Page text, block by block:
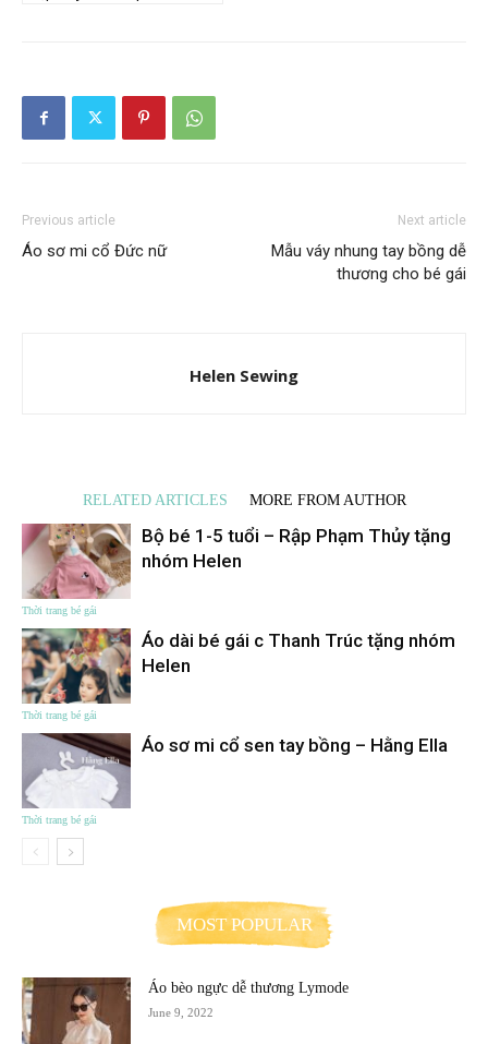
Previous article
Áo sơ mi cổ Đức nữ
Next article
Mẫu váy nhung tay bồng dễ
thương cho bé gái
Helen Sewing
RELATED ARTICLES MORE FROM AUTHOR
Thời trang bé gái
Bộ bé 1-5 tuổi – Rập Phạm Thủy tặng
nhóm Helen
Thời trang bé gái
Áo dài bé gái c Thanh Trúc tặng nhóm
Helen
Thời trang bé gái
Áo sơ mi cổ sen tay bồng – Hằng Ella
MOST POPULAR
Áo bèo ngực dễ thương Lymode
June 9, 2022